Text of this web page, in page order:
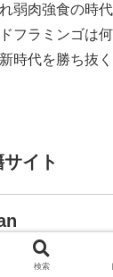
弱肉強食の時
フラミンゴは
時代を勝ち抜
イト
検索